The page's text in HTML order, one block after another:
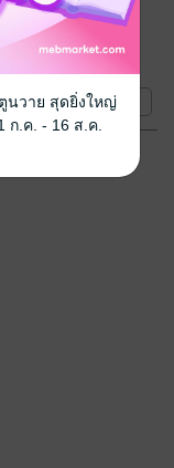
หน้าที่ 1
นวาย สุดยิ่งใหญ่
ก.ค. - 16 ส.ค.